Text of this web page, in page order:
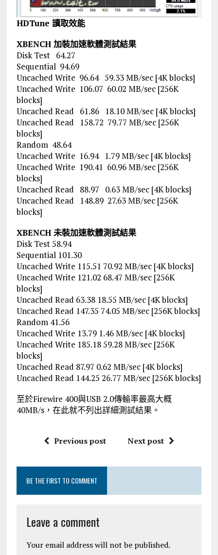
HDTune 讀取效能
XBENCH 加裝加速軟體測試結果
Disk Test 64.27
Sequential 94.69
Uncached Write 96.64 59.33 MB/sec [4K blocks]
Uncached Write 106.07 60.02 MB/sec [256K
blocks]
Uncached Read 61.86 18.10 MB/sec [4K blocks]
Uncached Read 158.72 79.77 MB/sec [256K
blocks]
Random 48.64
Uncached Write 16.94 1.79 MB/sec [4K blocks]
Uncached Write 190.41 60.96 MB/sec [256K
blocks]
Uncached Read 88.97 0.63 MB/sec [4K blocks]
Uncached Read 148.89 27.63 MB/sec [256K
blocks]
XBENCH 未裝加速軟體測試結果
Disk Test 58.94
Sequential 101.30
Uncached Write 115.51 70.92 MB/sec [4K blocks]
Uncached Write 121.02 68.47 MB/sec [256K
blocks]
Uncached Read 63.38 18.55 MB/sec [4K blocks]
Uncached Read 147.35 74.05 MB/sec [256K blocks]
Random 41.56
Uncached Write 13.79 1.46 MB/sec [4K blocks]
Uncached Write 185.18 59.28 MB/sec [256K
blocks]
Uncached Read 87.97 0.62 MB/sec [4K blocks]
Uncached Read 144.25 26.77 MB/sec [256K blocks]
至於Firewire 400與USB 2.0傳輸率最高大概
40MB/s，在此就不列出詳細測試結果。
Previous post Next post
BE THE FIRST TO COMMENT
Leave a comment
Your email address will not be published.